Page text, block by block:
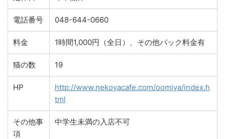
電話番号 048-644-0660
料金 1時間1,000円（全日）、その他パック料金有
猫の数 19
HP
http://www.nekoyacafe.com/oomiya/index.h
tml
その他事
項
中学生未満の入店不可